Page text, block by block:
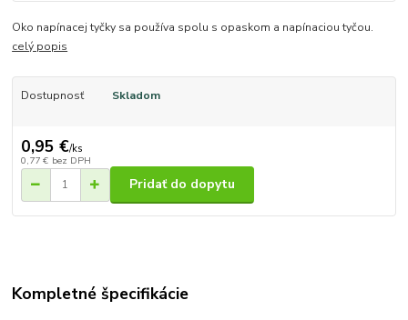
Oko napínacej tyčky sa používa spolu s opaskom a napínaciou tyčou.
celý popis
Dostupnosť Skladom
0,95 €/ks
0,77 € bez DPH
Pridať do dopytu
Kompletné špecifikácie